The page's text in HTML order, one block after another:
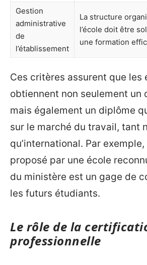
Gestion
administrative
de
l’établissement
La structure
l’école doit être
une formation
Ces critères assurent que les
obtiennent non seulement un
mais également un diplôme
sur le marché du travail, tant
qu’international. Par
proposé par une école
du ministère est un gage de
les futurs étudiants.
Le rôle de la
professionnelle